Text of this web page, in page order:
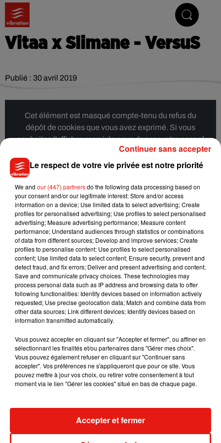
Vitaa x Slimane - VersuS
Publié : 30 avril 2019
Cet élément est masqué compte-tenu du refus du
dépôt de cookies que vous avez exprimé. Si vous
souhaitez l'afficher, merci de nous donner votre accord
en cliquant sur le bouton ci-dessous.
Musique
7 août 2026
Julien Lieb s’essaye à la vie de
chatelain dans son nouveau clip
7 août 2026
Madonna
Sensation »
Le respect de votre vie privée est notre priorité
We and our (447) partnersdo the following data processing based on
your consent and/or our legitimate interest: Store and/or access
information on a device; Use limited data to select advertising; Create
profiles for personalised advertising; Use profiles to select personalised
advertising; Measure advertising performance; Measure content
performance; Understand audiences through statistics or combinations
of data from different sources; Develop and improve services; Create
profiles to personalise content; Use profiles to select personalised
content; Use limited data to select content; Ensure security, prevent and
detect fraud, and fix errors; Deliver and present advertising and content;
Save and communicate privacy choices. These technologies may
process personal data such as IP address and browsing data to offer
following functionalities: Identify devices based on information actively
requested; Use precise geolocation data; Match and combine data from
other data sources; Link different devices; Identify devices based on
information transmitted automatically.
Vous pouvez accepter en cliquant sur "Accepter et fermer", ou affiner en
sélectionnant les finalités et/ou partenaires dans "Gérer mes choix".
Vous pouvez également refuser en cliquant sur "Continuer sans
accepter". Vos préférences ne s'appliqueront que pour ce site. Vous
pouvez mettre à jour vos choix, ou retirer votre consentement à tout
moment via le lien "Gérer les cookies" situé en bas de chaque page.
Accepter et fermer
Continuer sans accepter